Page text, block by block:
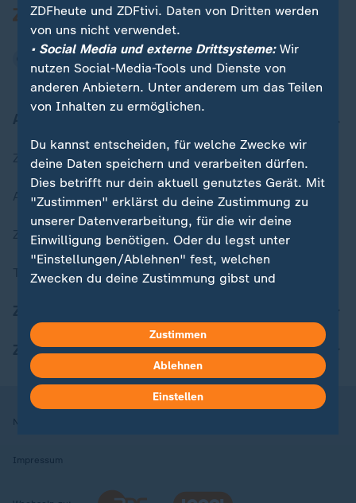
Zuletzt veröffentlicht
Aktuelle Sendungs-Videos
ZDFheute Stories
Themen im Überblick
ZDFheute Apps
Nutzungsbedingungen
Impressum
ZDFheute und ZDFtivi. Daten von Dritten werden
von uns nicht verwendet.
• Social Media und externe Drittsysteme:Wir
nutzen Social-Media-Tools und Dienste von
anderen Anbietern. Unter anderem um das Teilen
von Inhalten zu ermöglichen.
Du kannst entscheiden, für welche Zwecke wir
deine Daten speichern und verarbeiten dürfen.
Dies betrifft nur dein aktuell genutztes Gerät. Mit
"Zustimmen" erklärst du deine Zustimmung zu
unserer Datenverarbeitung, für die wir deine
Einwilligung benötigen. Oder du legst unter
"Einstellungen/Ablehnen" fest, welchen
Zwecken du deine Zustimmung gibst und
in deinen Einstellungen widerrufen oder ändern.
Hier findest du das Impressum.
Weitere Informationen findest du in unserer
Datenschutzerklärung.
Zustimmen
Ablehnen
Einstellen